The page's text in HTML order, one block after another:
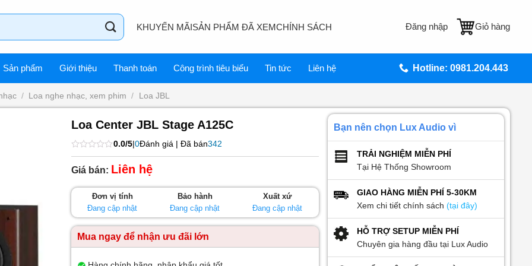
KHUYẾN MÃISẢN PHẨM ĐÃ XEMCHÍNH SÁCH Đăng nhập Giỏ hàng
Sản phẩm Giới thiệu Thanh toán Công trình tiêu biểu Tin tức Liên hệ Hotline: 0981.204.443
/ Loa nghe nhạc, xem phim / Loa JBL
Loa Center JBL Stage A125C
Được
xếp
hạng
5
0.0/5|0Đánh giá | Đã bán342
Giá bán: Liên hệ
Đơn vị tính
Đang cập nhật
Bảo hành
Đang cập nhật
Xuất xứ
Đang cập nhật
Mua ngay để nhận ưu đãi lớn
Bạn nên chọn Lux Audio vì
TRẢI NGHIỆM MIỄN PHÍ
Tại Hệ Thống Showroom
GIAO HÀNG MIỄN PHÍ 5-30KM
Xem chi tiết chính sách (tại đây)
HỖ TRỢ SETUP MIỄN PHÍ
Chuyên gia hàng đầu tại Lux Audio